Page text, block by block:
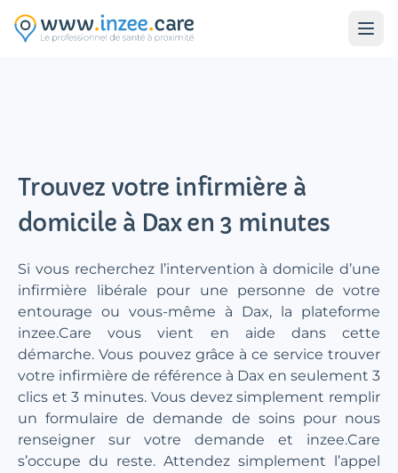
Trouvez votre infirmière à
domicile à Dax en 3 minutes
Si vous recherchez l’intervention à domicile d’une
infirmière libérale pour une personne de votre
entourage ou vous-même à Dax, la plateforme
inzee.Care vous vient en aide dans cette
démarche. Vous pouvez grâce à ce service trouver
votre infirmière de référence à Dax en seulement 3
clics et 3 minutes. Vous devez simplement remplir
un formulaire de demande de soins pour nous
renseigner sur votre demande et inzee.Care
s’occupe du reste. Attendez simplement l’appel